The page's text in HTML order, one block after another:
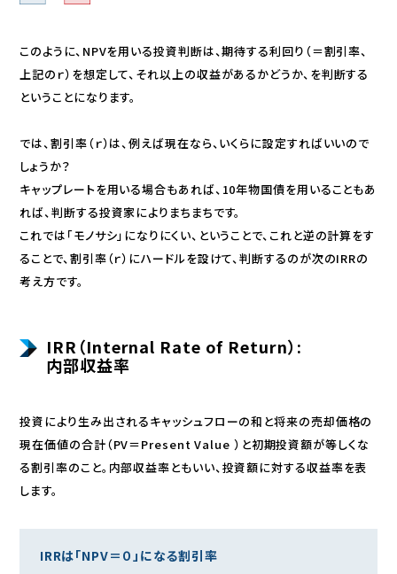
このように、NPVを用いる投資判断は、期待する利回り（＝割引率、
上記のｒ）を想定して、それ以上の収益があるかどうか、を判断する
ということになります。
では、割引率（ｒ）は、例えば現在なら、いくらに設定すればいいので
しょうか？
キャップレートを用いる場合もあれば、10年物国債を用いることもあ
れば、判断する投資家によりまちまちです。
これでは「モノサシ」になりにくい、ということで、これと逆の計算をす
ることで、割引率（ｒ）にハードルを設けて、判断するのが次のIRRの
考え方です。
IRR（Internal Rate of Return）:
内部収益率
投資により生み出されるキャッシュフローの和と将来の売却価格の
現在価値の合計（PV＝Present Value ）と初期投資額が等しくな
る割引率のこと。内部収益率ともいい、投資額に対する収益率を表
します。
IRRは「NPV＝０」になる割引率